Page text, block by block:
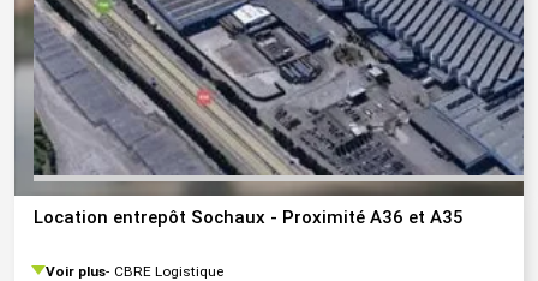
Location entrepôt Sochaux - Proximité A36 et A35
Voir plus CBRE Logistique